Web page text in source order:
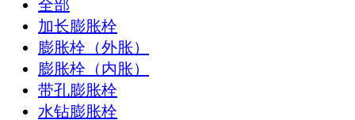
全部
加长膨胀栓
膨胀栓（外胀）
膨胀栓（内胀）
带孔膨胀栓
水钻膨胀栓